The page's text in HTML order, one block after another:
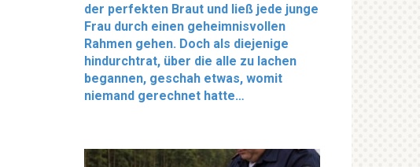
der perfekten Braut und ließ jede junge
Frau durch einen geheimnisvollen
Rahmen gehen. Doch als diejenige
hindurchtrat, über die alle zu lachen
begannen, geschah etwas, womit
niemand gerechnet hatte…